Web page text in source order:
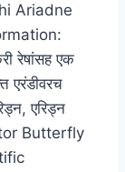
Ariadne
रेषांसह एक
एरंडीवरच
एरिड्न
Butterfly